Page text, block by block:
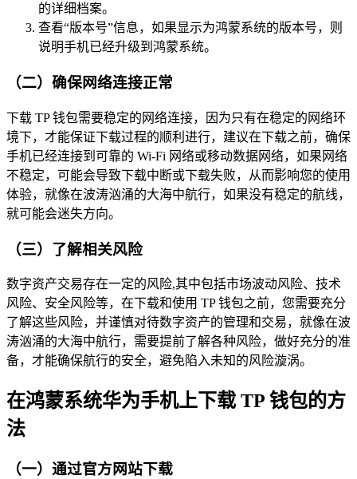
的详细档案。
查看“版本号”信息，如果显示为鸿蒙系统的版本号，则
说明手机已经升级到鸿蒙系统。
（二）确保网络连接正常
下载 TP 钱包需要稳定的网络连接，因为只有在稳定的网络环
境下，才能保证下载过程的顺利进行，建议在下载之前，确保
手机已经连接到可靠的 Wi-Fi 网络或移动数据网络，如果网络
不稳定，可能会导致下载中断或下载失败，从而影响您的使用
体验，就像在波涛汹涌的大海中航行，如果没有稳定的航线，
就可能会迷失方向。
（三）了解相关风险
数字资产交易存在一定的风险,其中包括市场波动风险、技术
风险、安全风险等，在下载和使用 TP 钱包之前，您需要充分
了解这些风险，并谨慎对待数字资产的管理和交易，就像在波
涛汹涌的大海中航行，需要提前了解各种风险，做好充分的准
备，才能确保航行的安全，避免陷入未知的风险漩涡。
在鸿蒙系统华为手机上下载 TP 钱包的方
法
（一）通过官方网站下载